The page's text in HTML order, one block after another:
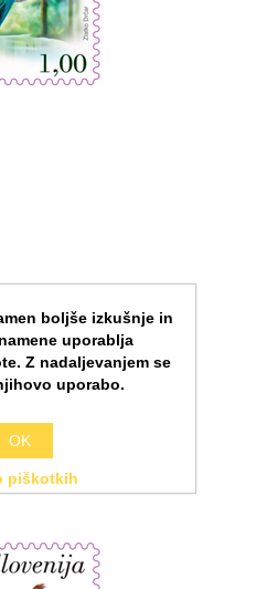
boljše izkušnje in
uporablja
Z nadaljevanjem se
uporabo.
OK
piškotkih